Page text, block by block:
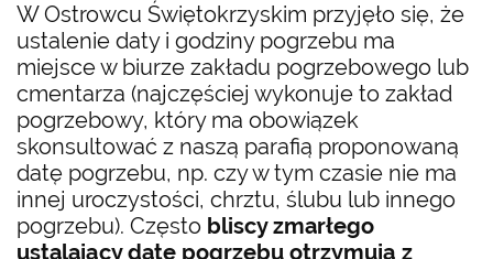
W Ostrowcu Świętokrzyskim przyjęło się, że
ustalenie daty i godziny pogrzebu ma
miejsce w biurze zakładu pogrzebowego lub
cmentarza (najczęściej wykonuje to zakład
pogrzebowy, który ma obowiązek
skonsultować z naszą parafią proponowaną
datę pogrzebu, np. czy w tym czasie nie ma
innej uroczystości, chrztu, ślubu lub innego
pogrzebu). Często bliscy zmarłego
ustalający datę pogrzebu otrzymują z